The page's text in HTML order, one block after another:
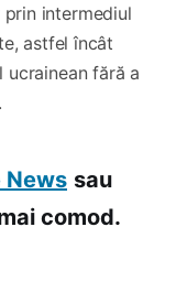
intermediul
astfel încât
fără a
News sau
comod.